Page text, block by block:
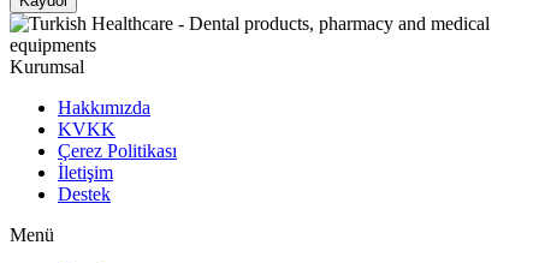
Kurumsal
Hakkımızda
KVKK
Çerez Politikası
İletişim
Destek
Menü